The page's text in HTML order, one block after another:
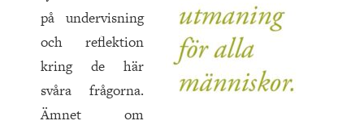
på undervisning
och reflektion
kring de här
svåra frågorna.
Ämnet om